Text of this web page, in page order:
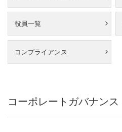
役員一覧
コンプライアンス
コーポレートガバナンス